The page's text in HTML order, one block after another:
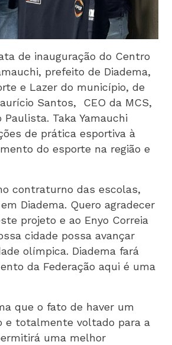
de inauguração do Centro
prefeito de Diadema,
e Lazer do município, de
Santos, CEO da MCS,
Taka Yamauchi
de prática esportiva à
do esporte na região e
contraturno das escolas,
Diadema. Quero agradecer
projeto e ao Enyo Correia
cidade possa avançar
olímpica. Diadema fará
da Federação aqui é uma
que o fato de haver um
e totalmente voltado para a
uma melhor